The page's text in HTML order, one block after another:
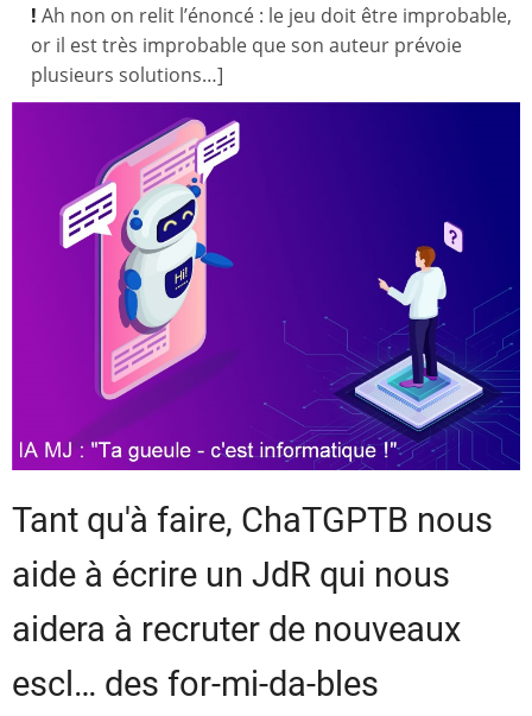
! Ah non on relit l’énoncé : le jeu doit être improbable,
or il est très improbable que son auteur prévoie
plusieurs solutions…]
Tant qu'à faire, ChaTGPTB nous
aide à écrire un JdR qui nous
aidera à recruter de nouveaux
escl… des for-mi-da-bles